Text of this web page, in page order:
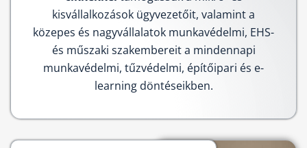
kisvállalkozások ügyvezetőit, valamint a
közepes és nagyvállalatok munkavédelmi, EHS-
és műszaki szakembereit a mindennapi
munkavédelmi, tűzvédelmi, építőipari és e-
learning döntéseikben.